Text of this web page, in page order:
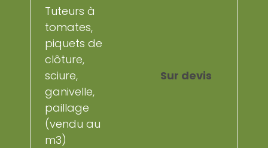
Tuteurs à
tomates,
piquets de
clôture,
sciure,
ganivelle,
paillage
(vendu au
m3)
Sur devis